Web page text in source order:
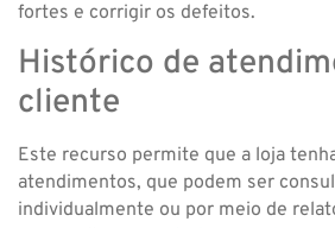
fortes e corrigir os defeitos.
Histórico de
cliente
Este recurso permite que a loja
atendimentos, que podem ser
individualmente ou por meio de